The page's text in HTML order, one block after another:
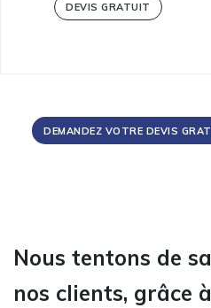
DEVIS GRATUIT
DEMANDEZ VOTRE DEVIS
Nous tentons de
nos clients, grâce